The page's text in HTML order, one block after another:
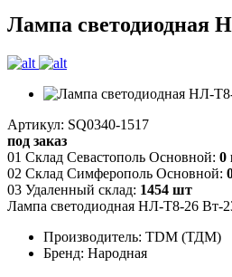
Лампа светодиодная
Артикул: SQ0340-1517
под заказ
01 Склад Севастополь Основной: 0
02 Склад Симферополь Основной:
03 Удаленный склад: 1454 шт
Лампа светодиодная НЛ-Т8-26 Вт-
Производитель: TDM (ТДМ)
Бренд: Народная